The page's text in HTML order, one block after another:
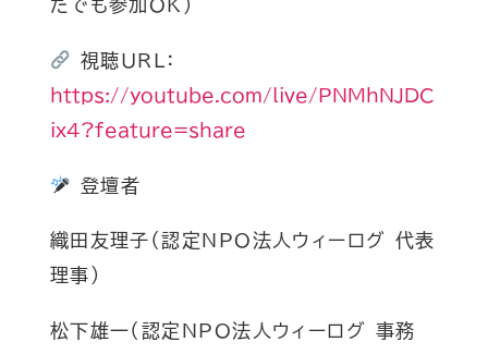
たでも参加OK）
視聴URL：
https://youtube.com/live/PNMhNJDC
ix4?feature=share
登壇者
織田友理子（認定NPO法人ウィーログ 代表
理事）
松下雄一（認定NPO法人ウィーログ 事務